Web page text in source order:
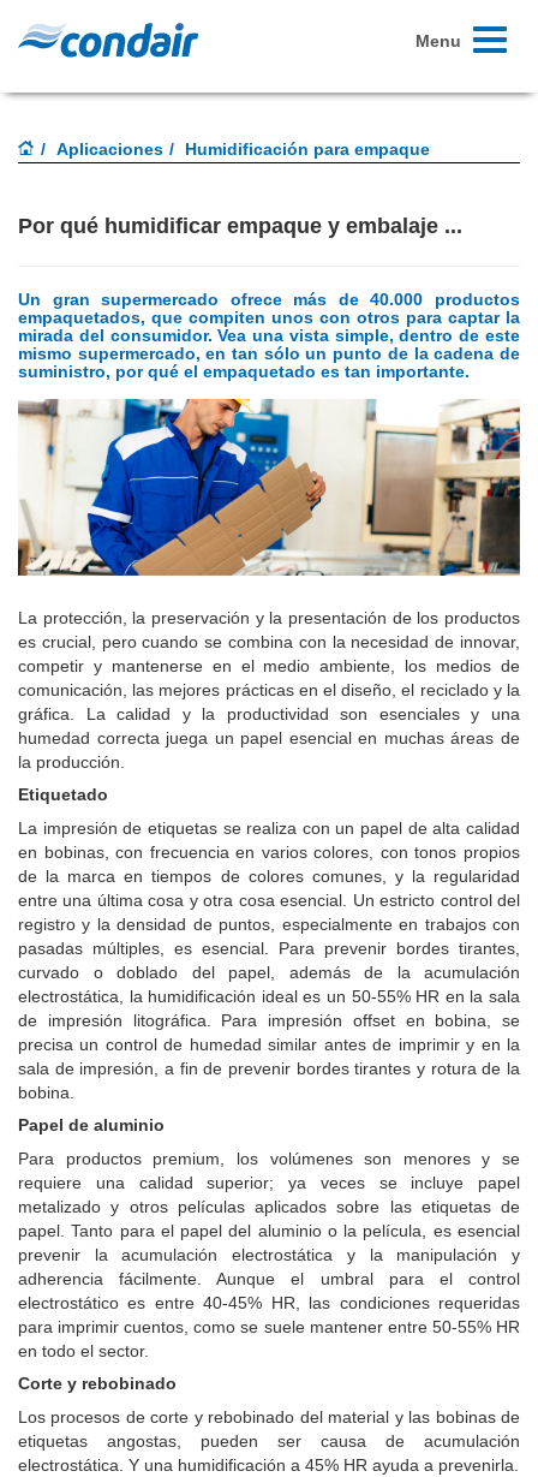
Toggle
Menu
Aplicaciones Humidificación para empaque
Por qué humidificar empaque y embalaje ...
Un gran supermercado ofrece más de 40.000 productos
empaquetados, que compiten unos con otros para captar la
mirada del consumidor.Vea una vista simple, dentro de este
mismo supermercado, en tan sólo un punto de la cadena de
suministro, por qué el empaquetado es tan importante.
La protección, la preservación y la presentación de los productos
es crucial, pero cuando se combina con la necesidad de innovar,
competir y mantenerse en el medio ambiente, los medios de
comunicación, las mejores prácticas en el diseño, el reciclado y la
gráfica. La calidad y la productividad son esenciales y una
humedad correcta juega un papel esencial en muchas áreas de
la producción.
Etiquetado
La impresión de etiquetas se realiza con un papel de alta calidad
en bobinas, con frecuencia en varios colores, con tonos propios
de la marca en tiempos de colores comunes, y la regularidad
entre una última cosa y otra cosa esencial. Un estricto control del
registro y la densidad de puntos, especialmente en trabajos con
pasadas múltiples, es esencial. Para prevenir bordes tirantes,
curvado o doblado del papel, además de la acumulación
electrostática, la humidificación ideal es un 50-55% HR en la sala
de impresión litográfica. Para impresión offset en bobina, se
precisa un control de humedad similar antes de imprimir y en la
sala de impresión, a fin de prevenir bordes tirantes y rotura de la
bobina.
Papel de aluminio
Para productos premium, los volúmenes son menores y se
requiere una calidad superior; ya veces se incluye papel
metalizado y otros películas aplicados sobre las etiquetas de
papel.Tanto para el papel del aluminio o la película, es esencial
prevenir la acumulación electrostática y la manipulación y
adherencia fácilmente.Aunque el umbral para el control
electrostático es entre 40-45% HR, las condiciones requeridas
para imprimir cuentos, como se suele mantener entre 50-55% HR
en todo el sector.
Corte y rebobinado
Los procesos de corte y rebobinado del material y las bobinas de
etiquetas angostas, pueden ser causa de acumulación
electrostática. Y una humidificación a 45% HR ayuda a prevenirla.